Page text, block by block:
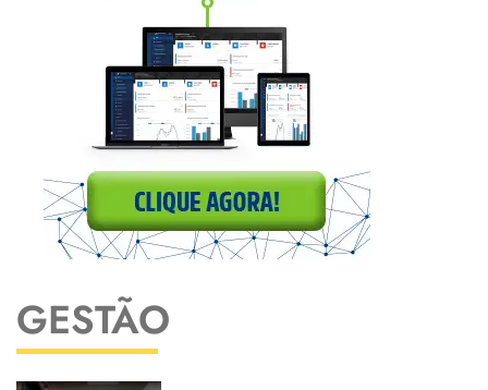
GESTÃO